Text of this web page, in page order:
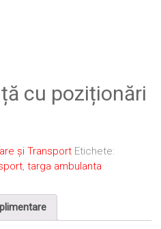
cu poziționări
și Transport Etichete:
,targa ambulanta